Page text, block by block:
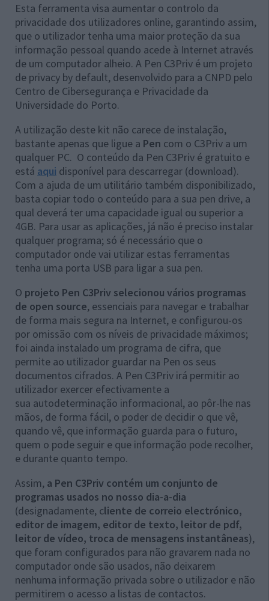
Esta ferramenta visa aumentar o controlo da
privacidade dos utilizadores online, garantindo assim,
que o utilizador tenha uma maior proteção da sua
informação pessoal quando acede à Internet através
de um computador alheio. A Pen C3Priv é um projeto
de privacy by default, desenvolvido para a CNPD pelo
Centro de Cibersegurança e Privacidade da
Universidade do Porto.
A utilização deste kit não carece de instalação,
bastante apenas que ligue a Pen com o C3Priv a um
qualquer PC. O conteúdo da Pen C3Priv é gratuito e
está aqui disponível para descarregar (download).
Com a ajuda de um utilitário também disponibilizado,
basta copiar todo o conteúdo para a sua pen drive, a
qual deverá ter uma capacidade igual ou superior a
4GB. Para usar as aplicações, já não é preciso instalar
qualquer programa; só é necessário que o
computador onde vai utilizar estas ferramentas
tenha uma porta USB para ligar a sua pen.
O projeto Pen C3Priv selecionou vários programas
de open source, essenciais para navegar e trabalhar
de forma mais segura na Internet, e configurou-os
por omissão com os níveis de privacidade máximos;
foi ainda instalado um programa de cifra, que
permite ao utilizador guardar na Pen os seus
documentos cifrados. A Pen C3Priv irá permitir ao
utilizador exercer efectivamente a
sua autodeterminação informacional, ao pôr-lhe nas
mãos, de forma fácil, o poder de decidir o que vê,
quando vê, que informação guarda para o futuro,
quem o pode seguir e que informação pode recolher,
e durante quanto tempo.
Assim, a Pen C3Priv contém um conjunto de
programas usados no nosso dia-a-dia
(designadamente, cliente de correio electrónico,
editor de imagem, editor de texto, leitor de pdf,
leitor de vídeo, troca de mensagens instantâneas),
que foram configurados para não gravarem nada no
computador onde são usados, não deixarem
nenhuma informação privada sobre o utilizador e não
permitirem o acesso a listas de contactos.